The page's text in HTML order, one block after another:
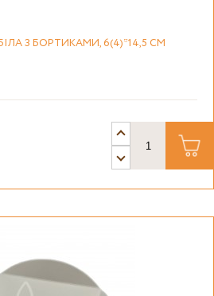
З БОРТИКАМИ, 6(4)*14,5 СМ